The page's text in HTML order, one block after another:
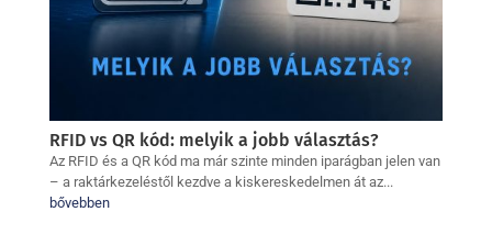
RFID vs QR kód: melyik a jobb választás?
Az RFID és a QR kód ma már szinte minden iparágban jelen van
– a raktárkezeléstől kezdve a kiskereskedelmen át az...
bővebben